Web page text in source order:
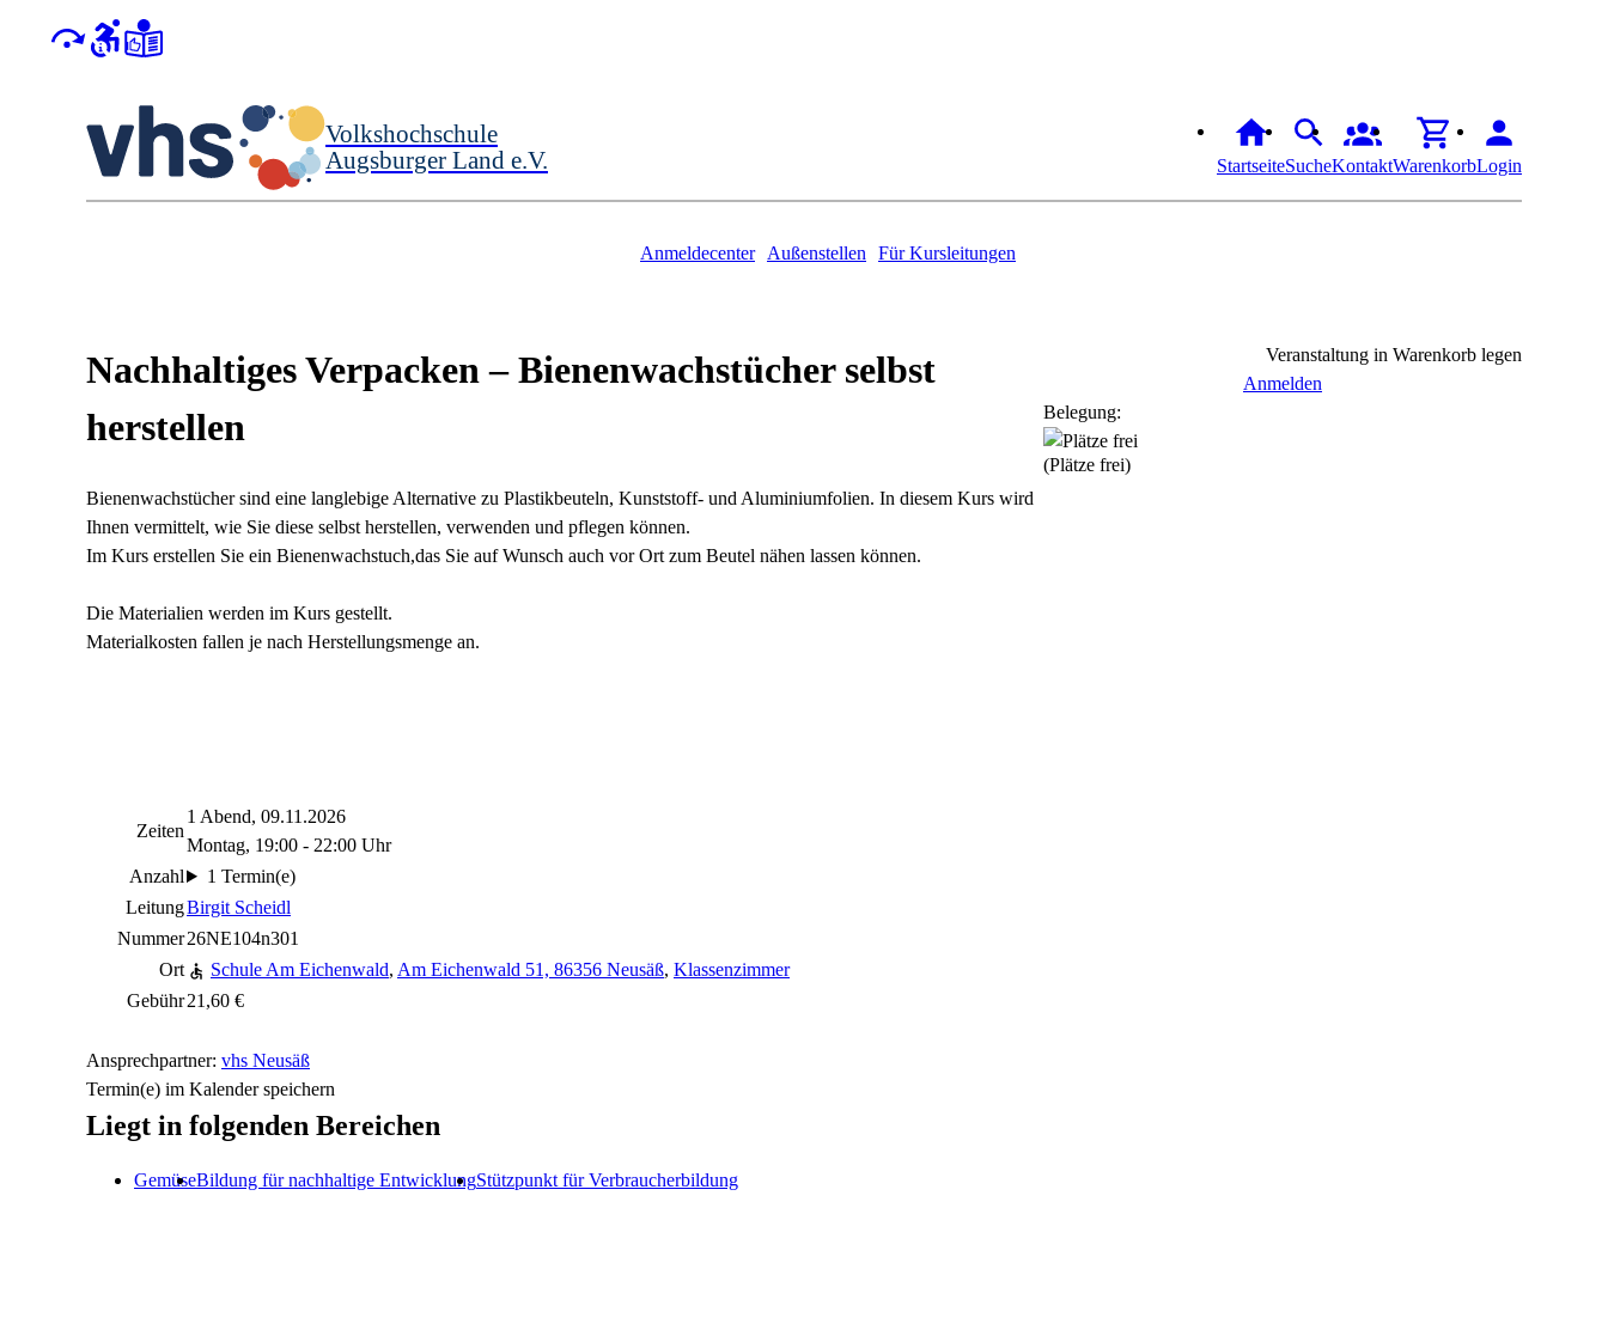
Volkshochschule
Augsburger Land e.V.
StartseiteSucheKontaktWarenkorbLogin
Anmeldecenter Außenstellen Für Kursleitungen
Nachhaltiges Verpacken – Bienenwachstücher selbst
herstellen
Bienenwachstücher sind eine langlebige Alternative zu Plastikbeuteln, Kunststoff- und Aluminiumfolien. In diesem Kurs wird
Ihnen vermittelt, wie Sie diese selbst herstellen, verwenden und pflegen können.
Im Kurs erstellen Sie ein Bienenwachstuch,das Sie auf Wunsch auch vor Ort zum Beutel nähen lassen können.
Die Materialien werden im Kurs gestellt.
Materialkosten fallen je nach Herstellungsmenge an.
Zeiten
1 Abend, 09.11.2026
Montag, 19:00 - 22:00 Uhr
Anzahl
1 Termin(e)
LeitungBirgit Scheidl
Nummer26NE104n301
Ort
Schule Am Eichenwald, Am Eichenwald 51, 86356 Neusäß, Klassenzimmer
Gebühr21,60 €
Ansprechpartner: vhs Neusäß
Veranstaltung in Warenkorb legen
Anmelden
Belegung:
(Plätze frei)
Termin(e) im Kalender speichern
Liegt in folgenden Bereichen
GemüseBildung für nachhaltige EntwicklungStützpunkt für Verbraucherbildung